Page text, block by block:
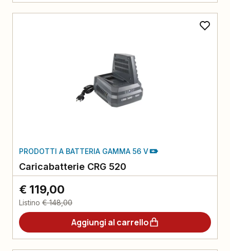
PRODOTTI A BATTERIA GAMMA 56 V
Caricabatterie CRG 520
€ 119,00
Listino € 148,00
Aggiungi al carrello